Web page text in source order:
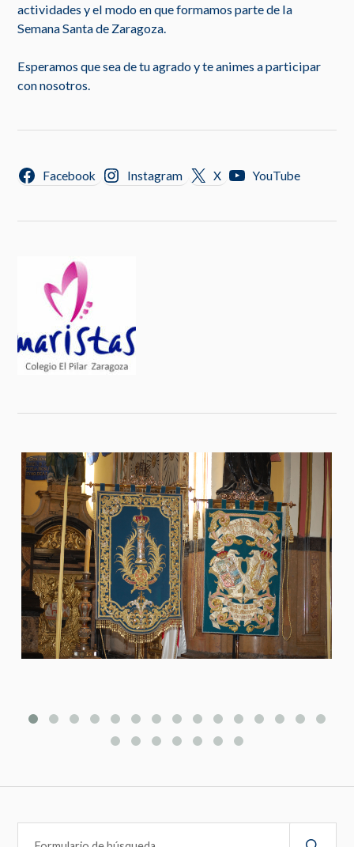
actividades y el modo en que formamos parte de la
Semana Santa de Zaragoza.
Esperamos que sea de tu agrado y te animes a participar
con nosotros.
Facebook Instagram X YouTube